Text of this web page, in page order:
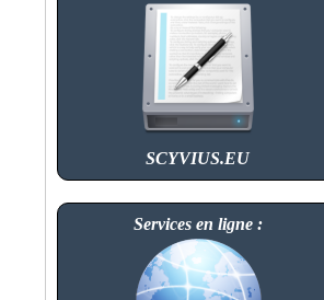
SCYVIUS.EU
Services en ligne :